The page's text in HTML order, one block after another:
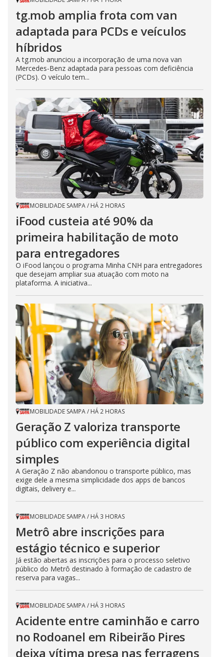
tg.mob amplia frota com van
adaptada para PCDs e veículos
híbridos
A tg.mob anunciou a incorporação de uma nova van
Mercedes-Benz adaptada para pessoas com deficiência
(PCDs). O veículo tem...
MOBILIDADE SAMPA/ HÁ 2 HORAS
iFood custeia até 90% da
primeira habilitação de moto
para entregadores
O iFood lançou o programa Minha CNH para entregadores
que desejam ampliar sua atuação com moto na
plataforma. A iniciativa...
MOBILIDADE SAMPA/ HÁ 2 HORAS
Geração Z valoriza transporte
público com experiência digital
simples
A Geração Z não abandonou o transporte público, mas
exige dele a mesma simplicidade dos apps de bancos
digitais, delivery e...
MOBILIDADE SAMPA/ HÁ 3 HORAS
Metrô abre inscrições para
estágio técnico e superior
Já estão abertas as inscrições para o processo seletivo
público do Metrô destinado à formação de cadastro de
reserva para vagas...
MOBILIDADE SAMPA/ HÁ 3 HORAS
Acidente entre caminhão e carro
no Rodoanel em Ribeirão Pires
deixa vítima presa nas ferragens